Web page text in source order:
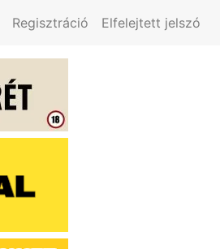
Regisztráció Elfelejtett jelszó